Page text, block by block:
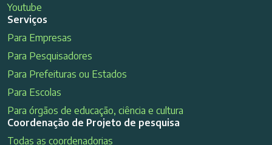
Youtube
Serviços
Para Empresas
Para Pesquisadores
Para Prefeituras ou Estados
Para Escolas
Para órgãos de educação, ciência e cultura
Coordenação de Projeto de pesquisa
Todas as coordenadorias